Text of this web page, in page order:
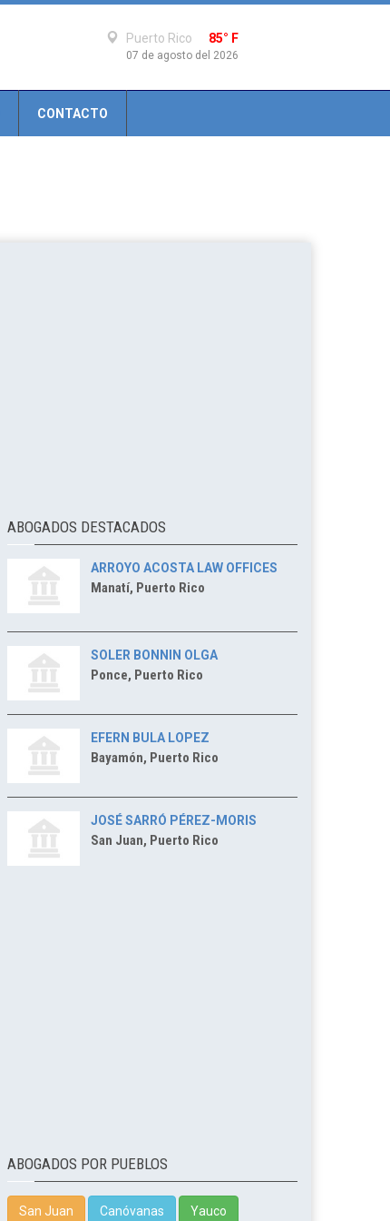
Puerto Rico 85° F
07 de agosto del 2026
CONTACTO
ABOGADOS DESTACADOS
ARROYO ACOSTA LAW OFFICES
Manatí, Puerto Rico
SOLER BONNIN OLGA
Ponce, Puerto Rico
EFERN BULA LOPEZ
Bayamón, Puerto Rico
JOSÉ SARRÓ PÉREZ-MORIS
San Juan, Puerto Rico
ABOGADOS POR PUEBLOS
San Juan Canóvanas Yauco